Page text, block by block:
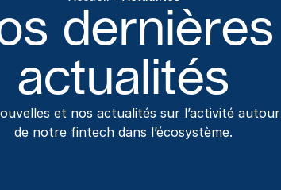
dernières
actualités
et nos actualités sur l’activité autour
de notre fintech dans l’écosystème.